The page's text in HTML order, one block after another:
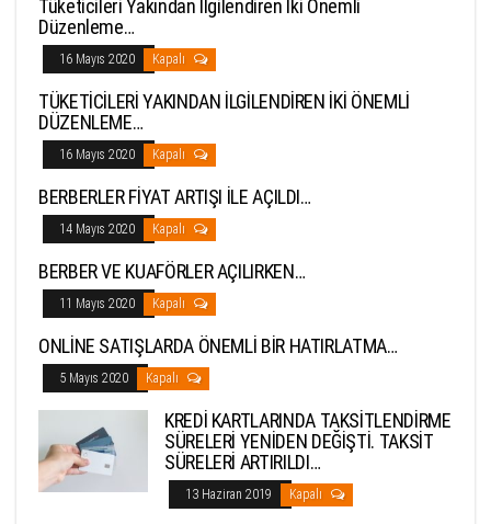
Tüketicileri Yakından İlgilendiren İki Önemli
Düzenleme…
16 Mayıs 2020 Kapalı
TÜKETİCİLERİ YAKINDAN İLGİLENDİREN İKİ ÖNEMLİ
DÜZENLEME…
16 Mayıs 2020 Kapalı
BERBERLER FİYAT ARTIŞI İLE AÇILDI…
14 Mayıs 2020 Kapalı
BERBER VE KUAFÖRLER AÇILIRKEN…
11 Mayıs 2020 Kapalı
ONLİNE SATIŞLARDA ÖNEMLİ BİR HATIRLATMA…
5 Mayıs 2020 Kapalı
KREDİ KARTLARINDA TAKSİTLENDİRME
SÜRELERİ YENİDEN DEĞİŞTİ. TAKSİT
SÜRELERİ ARTIRILDI…
13 Haziran 2019 Kapalı